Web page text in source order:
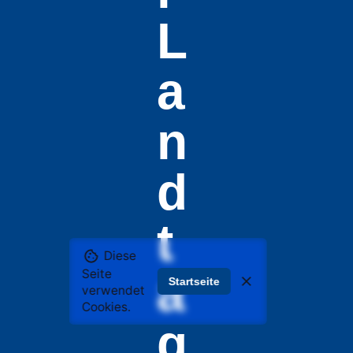
L
a
n
d
t
a
Diese
Seite
verwendet
Cookies.
Startseite